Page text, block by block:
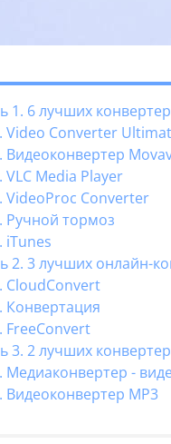
1. 6 лучших
Video Converter
Видеоконвертер
VLC Media Player
VideoProc Converter
Ручной тормоз
iTunes
2. 3 лучших онлайн-
CloudConvert
Конвертация
FreeConvert
3. 2 лучших
Медиаконвертер -
Видеоконвертер MP3